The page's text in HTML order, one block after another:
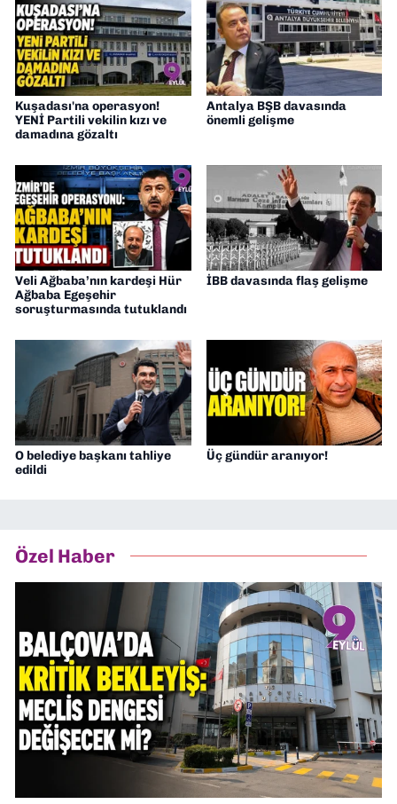
Kuşadası'na operasyon!
YENİ Partili vekilin kızı ve
damadına gözaltı
Antalya BŞB davasında
önemli gelişme
Veli Ağbaba’nın kardeşi Hür
Ağbaba Egeşehir
soruşturmasında tutuklandı
İBB davasında flaş gelişme
O belediye başkanı tahliye
edildi
Üç gündür aranıyor!
Özel Haber